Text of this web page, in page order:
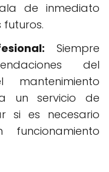
de inmediato
Siempre
del
un servicio de
si es necesario